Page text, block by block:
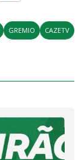
GREMIO CAZETV